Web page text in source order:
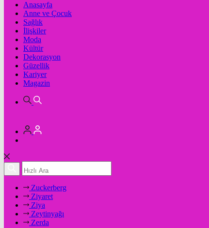
Anasayfa
Anne ve Çocuk
Sağlık
İlişkiler
Moda
Kültür
Dekorasyon
Güzellik
Kariyer
Magazin
Zuckerberg
Ziyaret
Ziya
Zeytinyağı
Zerda